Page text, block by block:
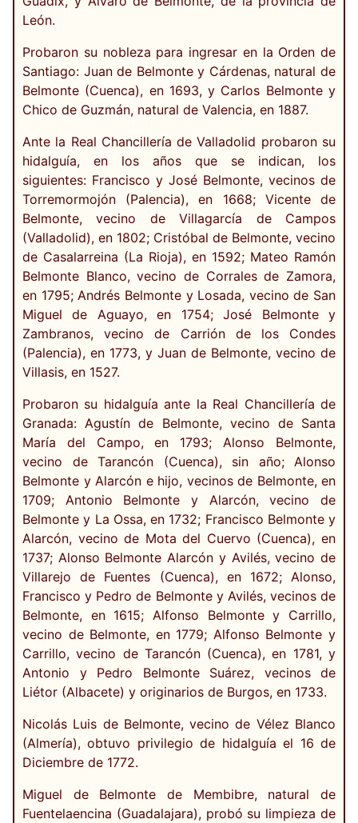
León.
Probaron su nobleza para ingresar en la Orden de
Santiago: Juan de Belmonte y Cárdenas, natural de
Belmonte (Cuenca), en 1693, y Carlos Belmonte y
Chico de Guzmán, natural de Valencia, en 1887.
Ante la Real Chancillería de Valladolid probaron su
hidalguía, en los años que se indican, los
siguientes: Francisco y José Belmonte, vecinos de
Torremormojón (Palencia), en 1668; Vicente de
Belmonte, vecino de Villagarcía de Campos
(Valladolid), en 1802; Cristóbal de Belmonte, vecino
de Casalarreina (La Rioja), en 1592; Mateo Ramón
Belmonte Blanco, vecino de Corrales de Zamora,
en 1795; Andrés Belmonte y Losada, vecino de San
Miguel de Aguayo, en 1754; José Belmonte y
Zambranos, vecino de Carrión de los Condes
(Palencia), en 1773, y Juan de Belmonte, vecino de
Villasis, en 1527.
Probaron su hidalguía ante la Real Chancillería de
Granada: Agustín de Belmonte, vecino de Santa
María del Campo, en 1793; Alonso Belmonte,
vecino de Tarancón (Cuenca), sin año; Alonso
Belmonte y Alarcón e hijo, vecinos de Belmonte, en
1709; Antonio Belmonte y Alarcón, vecino de
Belmonte y La Ossa, en 1732; Francisco Belmonte y
Alarcón, vecino de Mota del Cuervo (Cuenca), en
1737; Alonso Belmonte Alarcón y Avilés, vecino de
Villarejo de Fuentes (Cuenca), en 1672; Alonso,
Francisco y Pedro de Belmonte y Avilés, vecinos de
Belmonte, en 1615; Alfonso Belmonte y Carrillo,
vecino de Belmonte, en 1779; Alfonso Belmonte y
Carrillo, vecino de Tarancón (Cuenca), en 1781, y
Antonio y Pedro Belmonte Suárez, vecinos de
Liétor (Albacete) y originarios de Burgos, en 1733.
Nicolás Luis de Belmonte, vecino de Vélez Blanco
(Almería), obtuvo privilegio de hidalguía el 16 de
Diciembre de 1772.
Miguel de Belmonte de Membibre, natural de
Fuentelaencina (Guadalajara), probó su limpieza de